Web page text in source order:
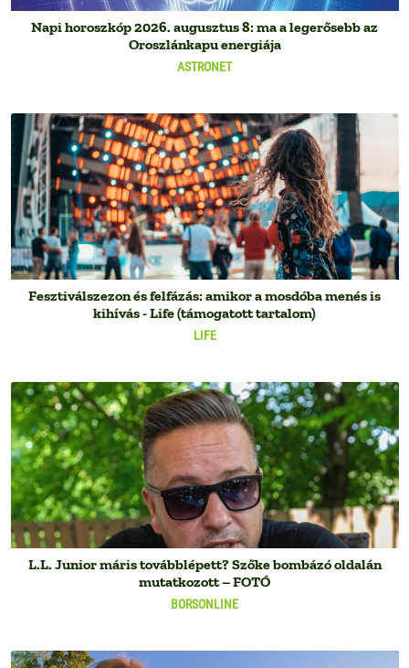
ASTRONET
Napi horoszkóp 2026. augusztus 8: ma a legerősebb az
Oroszlánkapu energiája
LIFE
Fesztiválszezon és felfázás: amikor a mosdóba menés is
kihívás - Life (támogatott tartalom)
BORSONLINE
L.L. Junior máris továbblépett? Szőke bombázó oldalán
mutatkozott – FOTÓ